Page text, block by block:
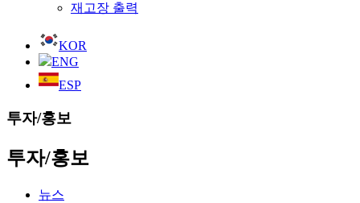
재고장 출력
KOR
ENG
ESP
투자/홍보
투자/홍보
뉴스